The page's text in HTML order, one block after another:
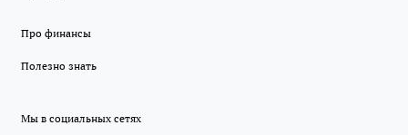
Про финансы
Полезно знать
Мы в социальных сетях